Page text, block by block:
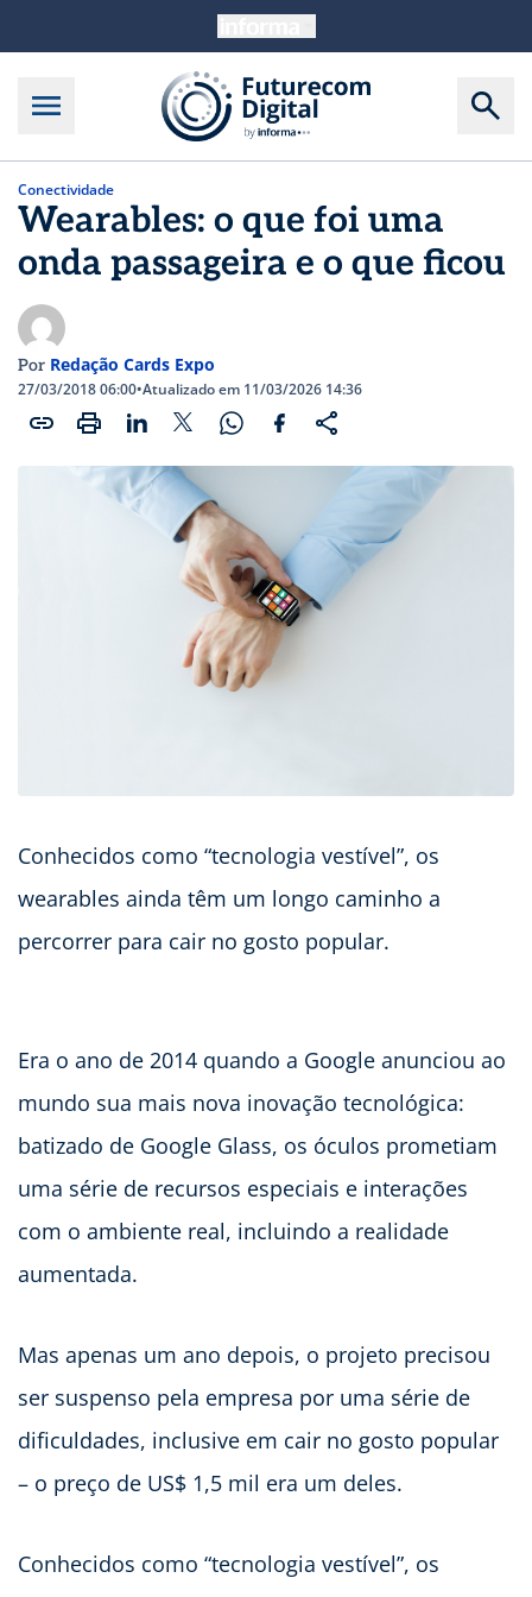
Conectividade
Wearables: o que foi uma
onda passageira e o que ficou
Por Redação Cards Expo
27/03/2018 06:00•Atualizado em 11/03/2026 14:36
Conhecidos como “tecnologia vestível”, os
wearables ainda têm um longo caminho a
percorrer para cair no gosto popular.
Era o ano de 2014 quando a Google anunciou ao
mundo sua mais nova inovação tecnológica:
batizado de Google Glass, os óculos prometiam
uma série de recursos especiais e interações
com o ambiente real, incluindo a realidade
aumentada.
Mas apenas um ano depois, o projeto precisou
ser suspenso pela empresa por uma série de
dificuldades, inclusive em cair no gosto popular
– o preço de US$ 1,5 mil era um deles.
Conhecidos como “tecnologia vestível”, os